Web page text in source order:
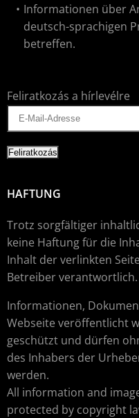
Informationen über
deutsch-sprachigen
betreffen.
Feliratkozás a hírlevélre
HAFTUNG
Trotz sorgfältiger
keine Haftung für die
Inhalt der verlinkten
Betreiber verantwortlich.
Informationen,
Webseite veröffentlicht
geschützt und dürfen
des Inhabers der
werden.
All information and
protected by copyright